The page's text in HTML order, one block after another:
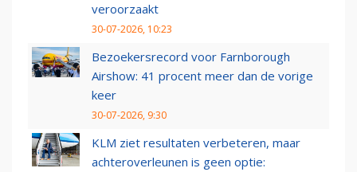
veroorzaakt
30-07-2026, 10:23
Bezoekersrecord voor Farnborough
Airshow: 41 procent meer dan de vorige
keer
30-07-2026, 9:30
KLM ziet resultaten verbeteren, maar
achteroverleunen is geen optie: